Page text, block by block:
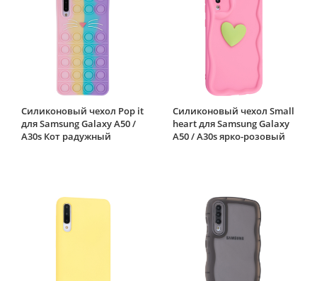
Силиконовый чехол Pop it
для Samsung Galaxy A50 /
A30s Кот радужный
Силиконовый чехол Small
heart для Samsung Galaxy
A50 / A30s ярко-розовый